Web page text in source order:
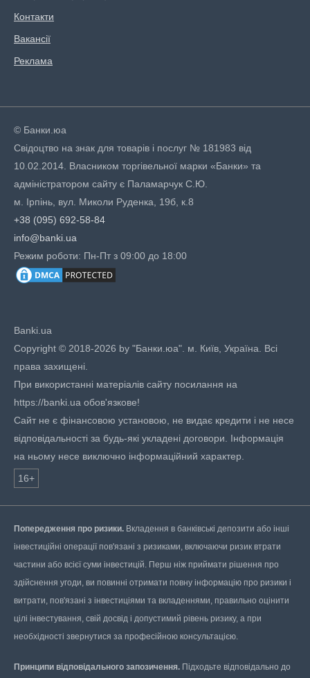
Контакти
Вакансії
Реклама
© Банки.юа
Свідоцтво на знак для товарів і послуг № 181983 від
10.02.2014. Власником торгівельної марки «Банки» та
адміністратором сайту є Паламарчук С.Ю.
м. Ірпінь, вул. Миколи Руденка, 19б, к.8
+38 (095) 692-58-84
info@banki.ua
Режим роботи: Пн-Пт з 09:00 до 18:00
Banki.ua
Copyright © 2018-2026 by "Банки.юа". м. Київ, Україна. Всі
права захищені.
При використанні матеріалів сайту посилання на
https://banki.ua обов'язкове!
Сайт не є фінансовою установою, не видає кредити і не несе
відповідальності за будь-які укладені договори. Інформація
на ньому несе виключно інформаційний характер.
16+
Попередження про ризики. Вкладення в банківські депозити або інші
інвестиційні операції пов'язані з ризиками, включаючи ризик втрати
частини або всієї суми інвестицій. Перш ніж приймати рішення про
здійснення угоди, ви повинні отримати повну інформацію про ризики і
витрати, пов'язані з інвестиціями та вкладеннями, правильно оцінити
цілі інвестування, свій досвід і допустимий рівень ризику, а при
необхідності звернутися за професійною консультацією.
Принципи відповідального запозичення. Підходьте відповідально до